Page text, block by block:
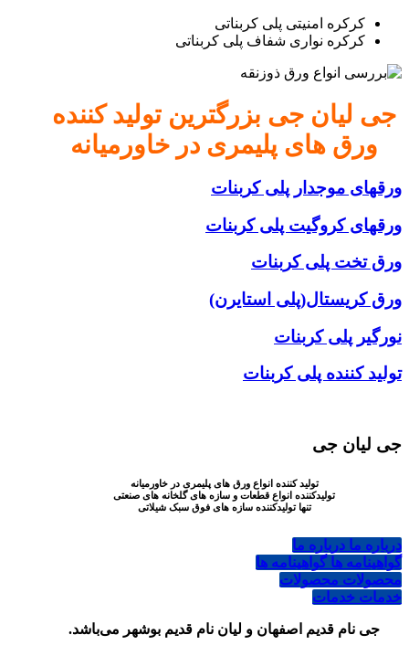
کرکره امنیتی پلی کربناتی
کرکره نواری شفاف پلی کربناتی
جی لیان جی بزرگترین تولید کننده
ورق های پلیمری در خاورمیانه
ورقهای موجدار پلی کربنات
ورقهای کروگیت پلی کربنات
ورق تخت پلی کربنات
ورق کریستال(پلی استایرن)
نورگیر پلی کربنات
تولید کننده پلی کربنات
جی لیان جی
تولید کننده انواع ورق های پلیمری در خاورمیانه
تولیدکننده انواع قطعات و سازه های گلخانه های صنعتی
تنها تولیدکننده سازه های فوق سبک شیلاتی
درباره ما درباره ما
گواهینامه ها گواهینامه ها
محصولات محصولات
خدمات خدمات
جی نام قدیم اصفهان و لیان نام قدیم بوشهر می‌باشد.